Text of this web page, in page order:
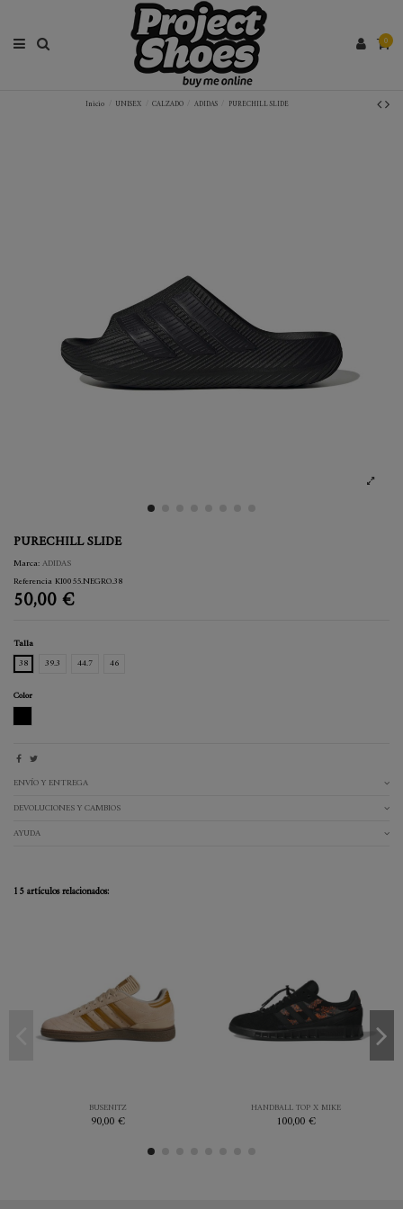
0
Inicio UNISEX CALZADO ADIDAS PURECHILL SLIDE
PURECHILL SLIDE
Marca:ADIDAS
ReferenciaKI0055.NEGRO.38
50,00 €
Talla
38
39.3 44.7 46
Color
ENVÍO Y ENTREGA
DEVOLUCIONES Y CAMBIOS
AYUDA
15 artículos relacionados:
BUSENITZ
90,00 €
Añadir al carrito
HANDBALL TOP X MIKE
100,00 €
Añadir al carrito